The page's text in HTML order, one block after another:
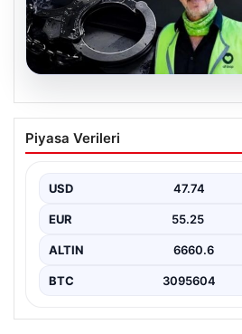
07.08.2026
Ahbap Derneği
atandı. Fesih süreci
Piyasa Verileri
USD 47.74
EUR 55.25
ALTIN 6660.6
BTC 3095604